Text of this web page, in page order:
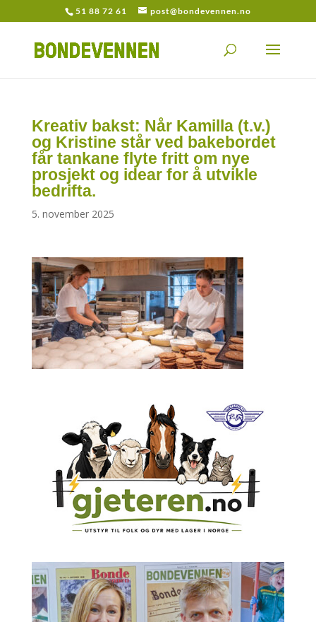
51 88 72 61 post@bondevennen.no
Kreativ bakst: Når Kamilla (t.v.)
og Kristine står ved bakebordet
får tankane flyte fritt om nye
prosjekt og idear for å utvikle
bedrifta.
5. november 2025